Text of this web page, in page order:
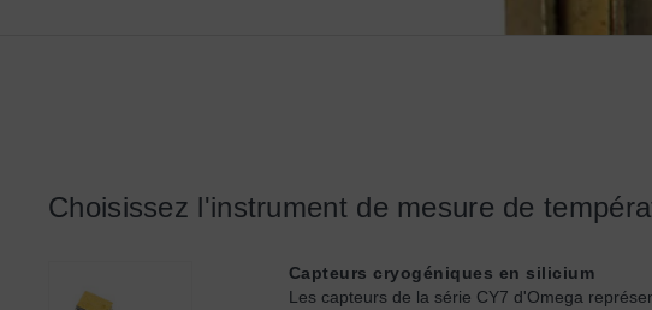
Choisissez l'instrument de mesure de
Capteurs cryogéniques en silicium
Les capteurs de la série CY7 d'Omega